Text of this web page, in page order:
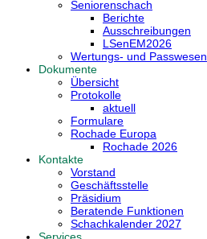
Seniorenschach
Berichte
Ausschreibungen
LSenEM2026
Wertungs- und Passwesen
Dokumente
Übersicht
Protokolle
aktuell
Formulare
Rochade Europa
Rochade 2026
Kontakte
Vorstand
Geschäftsstelle
Präsidium
Beratende Funktionen
Schachkalender 2027
Services